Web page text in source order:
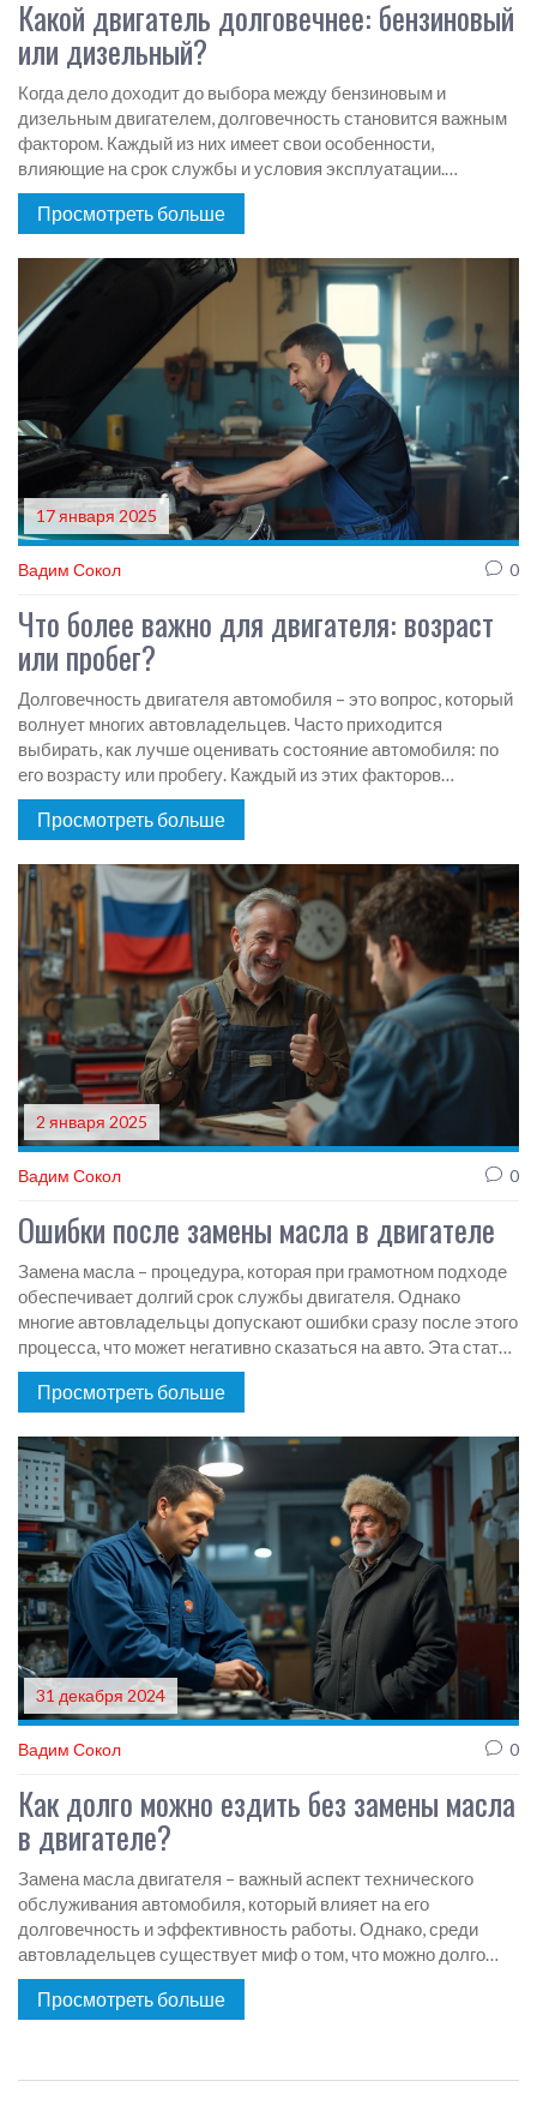
Какой двигатель долговечнее: бензиновый
или дизельный?
Когда дело доходит до выбора между бензиновым и
дизельным двигателем, долговечность становится важным
фактором. Каждый из них имеет свои особенности,
влияющие на срок службы и условия эксплуатации.
Разнообразные внешние факторы, такие как качество
топлива и масла, также играют значительную роль. Узнайте,
вашего двигателя.
Просмотреть больше
17 января 2025
Вадим Сокол 0
Что более важно для двигателя: возраст
или пробег?
Долговечность двигателя автомобиля – это вопрос, который
волнует многих автовладельцев. Часто приходится
выбирать, как лучше оценивать состояние автомобиля: по
его возрасту или пробегу. Каждый из этих факторов
оказывает свое влияние на эксплуатационные
характеристики двигателя. В данной статье рассмотрим, на
службы мотора вашего автомобиля.
Просмотреть больше
2 января 2025
Вадим Сокол 0
Ошибки после замены масла в двигателе
Замена масла – процедура, которая при грамотном подходе
обеспечивает долгий срок службы двигателя. Однако
многие автовладельцы допускают ошибки сразу после этого
процесса, что может негативно сказаться на авто. Эта статья
расскажет, что именно нельзя делать сразу после замены
масла, и почему это важно для вашего автомобиля. Важные
сохранить ваш двигатель в отличном состоянии.
Просмотреть больше
31 декабря 2024
Вадим Сокол 0
Как долго можно ездить без замены масла
в двигателе?
Замена масла двигателя – важный аспект технического
обслуживания автомобиля, который влияет на его
долговечность и эффективность работы. Однако, среди
автовладельцев существует миф о том, что можно долго
ездить без замены масла. В статье рассматриваются
основные факторы, определяющие срок замены масла,
определению оптимальных интервалов замены масла для
Просмотреть больше